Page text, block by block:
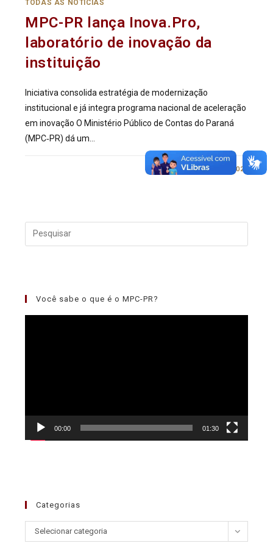
TODAS AS NOTÍCIAS
MPC-PR lança Inova.Pro,
laboratório de inovação da
instituição
Iniciativa consolida estratégia de modernização
institucional e já integra programa nacional de aceleração
em inovação O Ministério Público de Contas do Paraná
(MPC‑PR) dá um…
15/05/2026
Você sabe o que é o MPC-PR?
00:00 01:30
Categorias
Selecionar categoria